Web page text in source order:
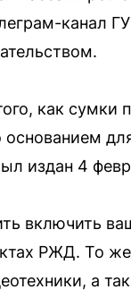
канал
как сумки
издан 4
включить
РЖД. То
а